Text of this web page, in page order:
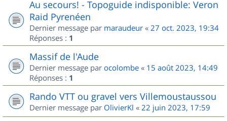
Au secours! - Topoguide indisponible: Veron
Raid Pyrenéen
Dernier message par maraudeur « 27 oct. 2023, 19:34
Réponses : 1
Massif de l'Aude
Dernier message par ocolombe « 15 août 2023, 14:49
Réponses : 1
Rando VTT ou gravel vers Villemoustaussou
Dernier message par OlivierKl « 22 juin 2023, 17:59